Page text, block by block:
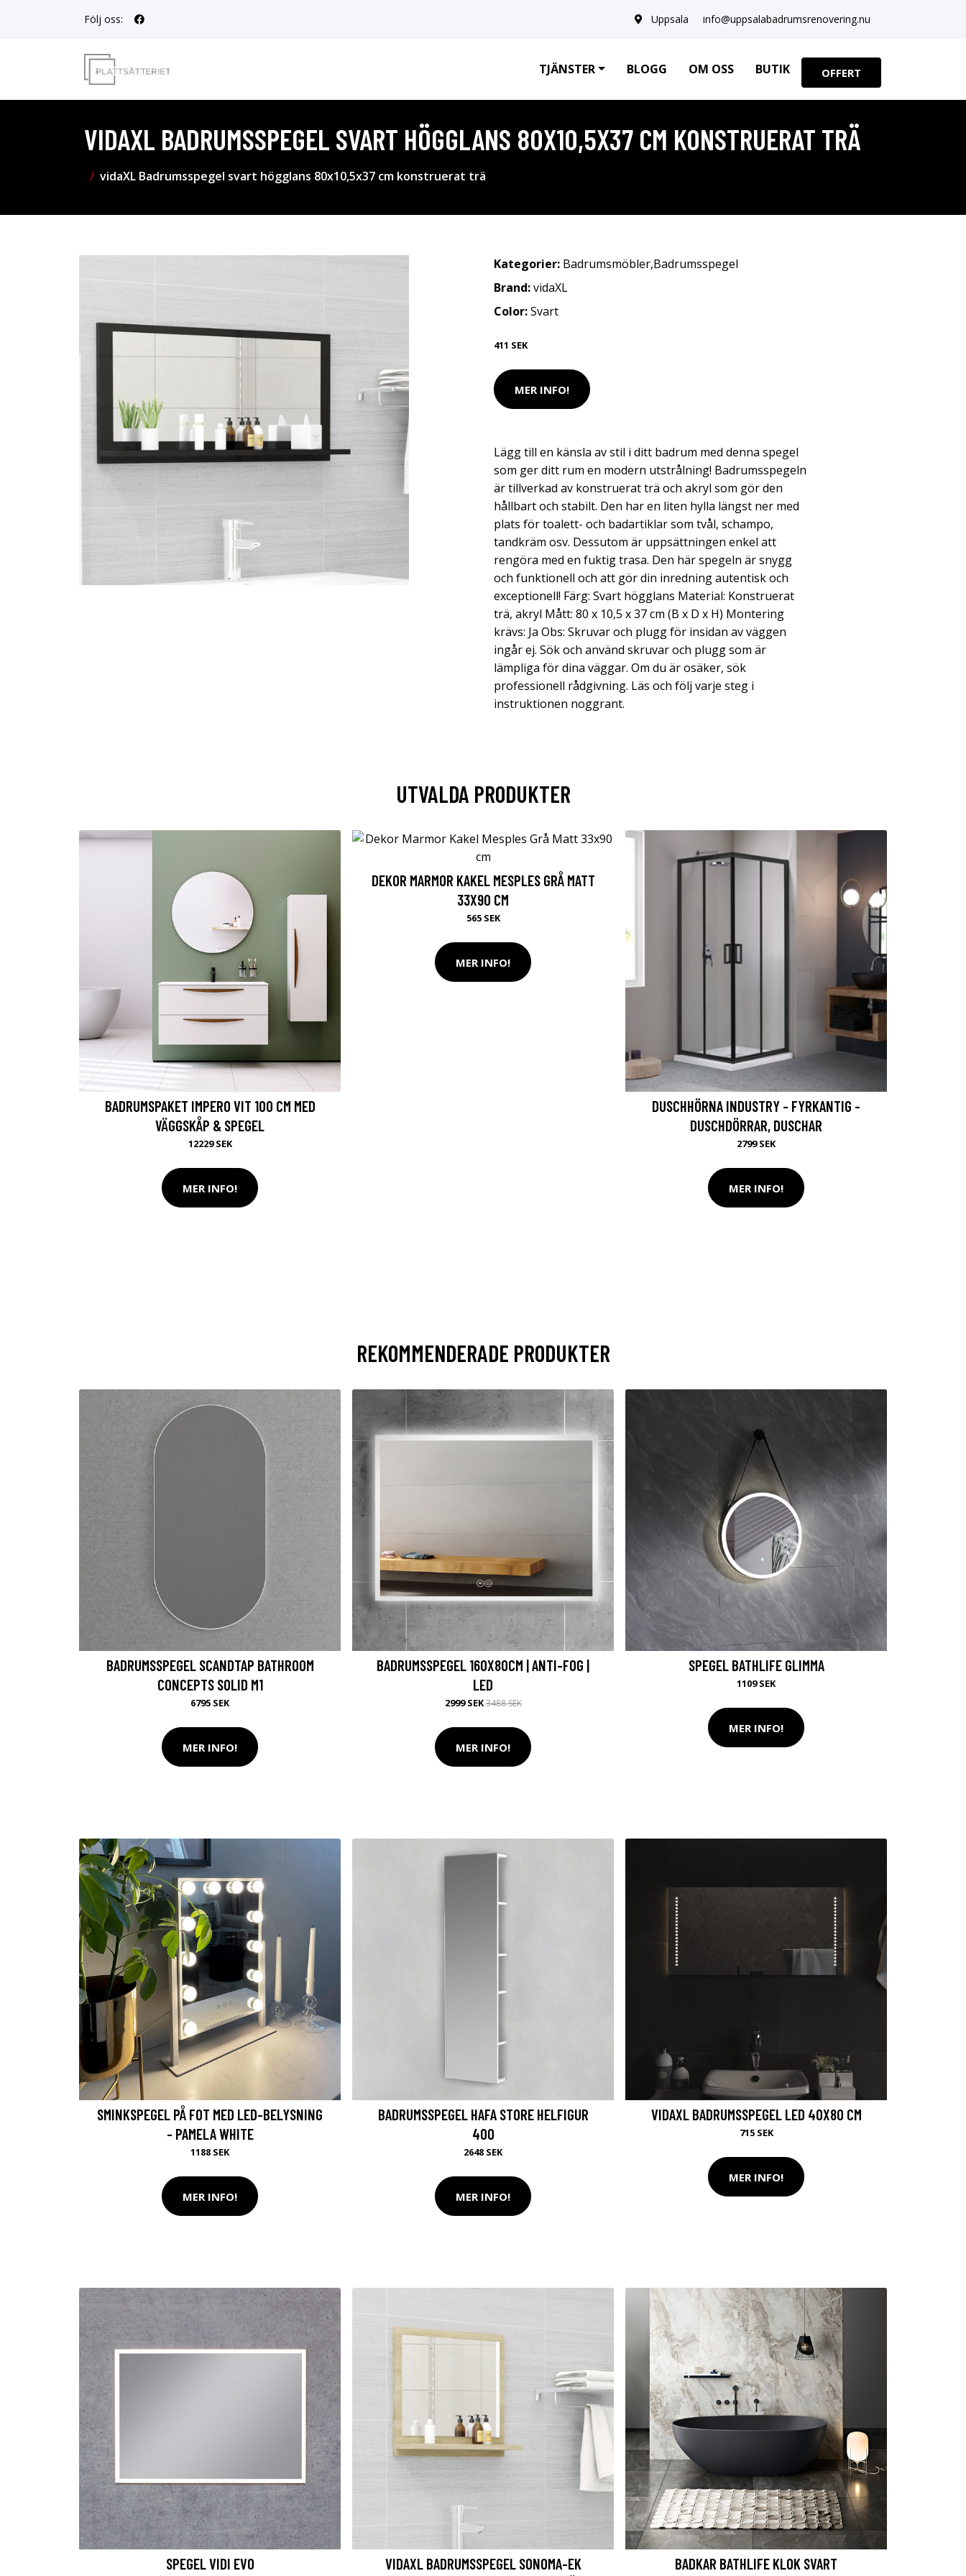
Följ oss: Uppsala info@uppsalabadrumsrenovering.nu
TJÄNSTER BLOGG OM OSS BUTIK OFFERT
VIDAXL BADRUMSSPEGEL SVART HÖGGLANS 80X10,5X37 CM KONSTRUERAT TRÄ
vidaXL Badrumsspegel svart högglans 80x10,5x37 cm konstruerat trä
Kategorier: Badrumsmöbler,Badrumsspegel
Brand:vidaXL
Color:Svart
411 SEK
MER INFO!
Lägg till en känsla av stil i ditt badrum med denna spegel
som ger ditt rum en modern utstrålning! Badrumsspegeln
är tillverkad av konstruerat trä och akryl som gör den
hållbart och stabilt. Den har en liten hylla längst ner med
plats för toalett- och badartiklar som tvål, schampo,
tandkräm osv. Dessutom är uppsättningen enkel att
rengöra med en fuktig trasa. Den här spegeln är snygg
och funktionell och att gör din inredning autentisk och
exceptionell! Färg: Svart högglans Material: Konstruerat
trä, akryl Mått: 80 x 10,5 x 37 cm (B x D x H) Montering
krävs: Ja Obs: Skruvar och plugg för insidan av väggen
ingår ej. Sök och använd skruvar och plugg som är
lämpliga för dina väggar. Om du är osäker, sök
professionell rådgivning. Läs och följ varje steg i
instruktionen noggrant.
UTVALDA PRODUKTER
BADRUMSPAKET IMPERO VIT 100 CM MED
VÄGGSKÅP & SPEGEL
12229 SEK
MER INFO!
DEKOR MARMOR KAKEL MESPLES GRÅ MATT
33X90 CM
565 SEK
MER INFO!
DUSCHHÖRNA INDUSTRY - FYRKANTIG -
DUSCHDÖRRAR, DUSCHAR
2799 SEK
MER INFO!
REKOMMENDERADE PRODUKTER
BADRUMSSPEGEL SCANDTAP BATHROOM
CONCEPTS SOLID M1
6795 SEK
MER INFO!
BADRUMSSPEGEL 160X80CM | ANTI-FOG |
LED
2999 SEK3488 SEK
MER INFO!
SPEGEL BATHLIFE GLIMMA
1109 SEK
MER INFO!
SMINKSPEGEL PÅ FOT MED LED-BELYSNING
- PAMELA WHITE
1188 SEK
MER INFO!
BADRUMSSPEGEL HAFA STORE HELFIGUR
400
2648 SEK
MER INFO!
VIDAXL BADRUMSSPEGEL LED 40X80 CM
715 SEK
MER INFO!
SPEGEL VIDI EVO
VIDAXL BADRUMSSPEGEL SONOMA-EK
BADKAR BATHLIFE KLOK SVART